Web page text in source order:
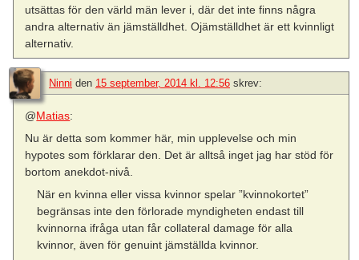
utsättas för den värld män lever i, där det inte finns några
andra alternativ än jämställdhet. Ojämställdhet är ett kvinnligt
alternativ.
Ninni den 15 september, 2014 kl. 12:56 skrev:
@Matias:
Nu är detta som kommer här, min upplevelse och min
hypotes som förklarar den. Det är alltså inget jag har stöd för
bortom anekdot-nivå.
När en kvinna eller vissa kvinnor spelar ”kvinnokortet”
begränsas inte den förlorade myndigheten endast till
kvinnorna ifråga utan får collateral damage för alla
kvinnor, även för genuint jämställda kvinnor.